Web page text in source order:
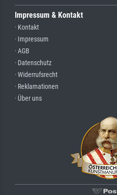
Impressum & Kontakt
· Kontakt
· Impressum
· AGB
· Datenschutz
· Widerrufsrecht
· Reklamationen
· Über uns